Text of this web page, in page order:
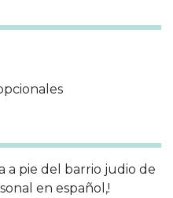
a pie del barrio judio de
en español,!